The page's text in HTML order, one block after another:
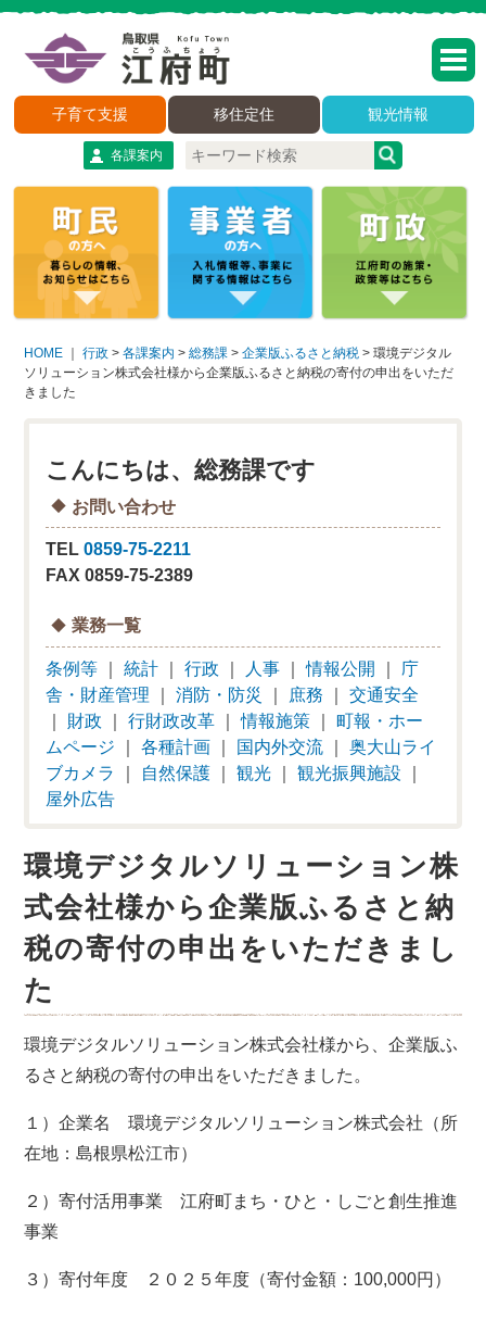
子育て支援 移住定住 観光情報
各課案内
HOME ｜行政 >各課案内 >総務課 >企業版ふるさと納税 >環境デジタル
ソリューション株式会社様から企業版ふるさと納税の寄付の申出をいただ
きました
こんにちは、総務課です
お問い合わせ
TEL0859-75-2211
FAX 0859-75-2389
業務一覧
条例等 ｜統計 ｜行政 人事 ｜情報公開
庁
舎・財産管理 ｜消防・防災 庶務 ｜交通安全
財政 ｜行財政改革 ｜情報施策 ｜町報・ホー
ムページ ｜各種計画 国内外交流 ｜奥大山ライ
ブカメラ
自然保護 ｜観光 ｜観光振興施設
屋外広告
環境デジタルソリューション株
式会社様から企業版ふるさと納
税の寄付の申出をいただきまし
た
環境デジタルソリューション株式会社様から、企業版ふ
るさと納税の寄付の申出をいただきました。
１）企業名 環境デジタルソリューション株式会社（所
在地：島根県松江市）
２）寄付活用事業 江府町まち・ひと・しごと創生推進
事業
３）寄付年度 ２０２５年度（寄付金額：100,000円）